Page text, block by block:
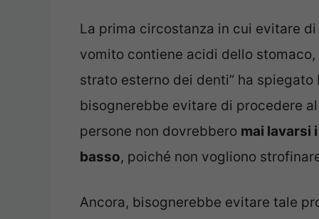
La prima circostanza in cui evitare
vomito contiene acidi dello
strato esterno dei denti” ha
bisognerebbe evitare di procedere
persone non dovrebbero mai lavarsi
basso, poiché non vogliono
Ancora, bisognerebbe evitare tale